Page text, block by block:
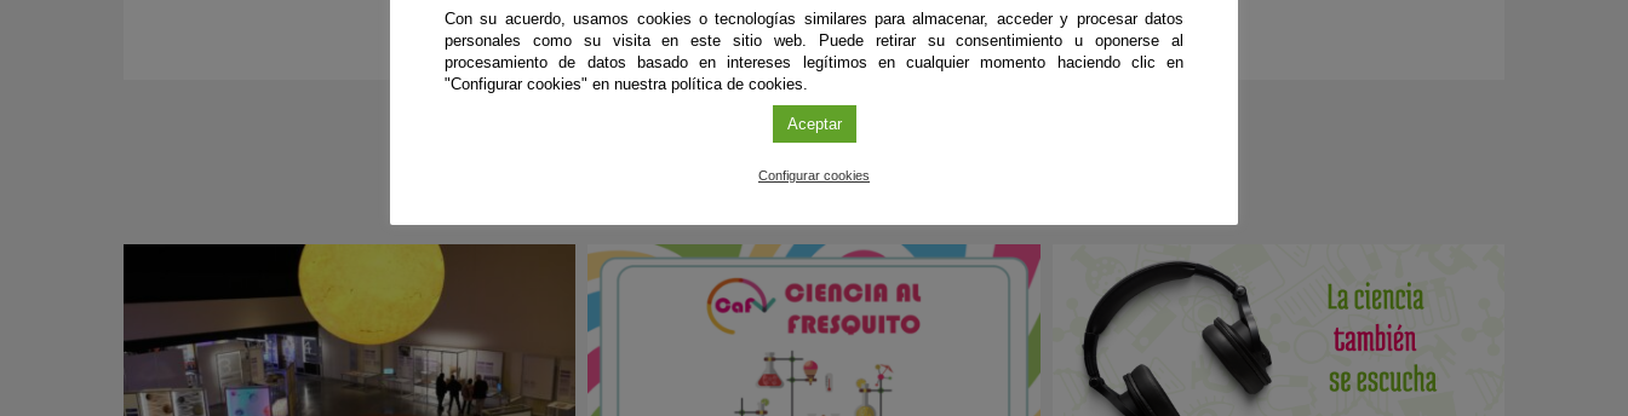
PRÓXIMOS EVENTOS
Con su acuerdo, usamos cookies o tecnologías similares para almacenar, acceder y procesar datos
personales como su visita en este sitio web. Puede retirar su consentimiento u oponerse al
procesamiento de datos basado en intereses legítimos en cualquier momento haciendo clic en
"Configurar cookies" en nuestra política de cookies.
Aceptar
Configurar cookies